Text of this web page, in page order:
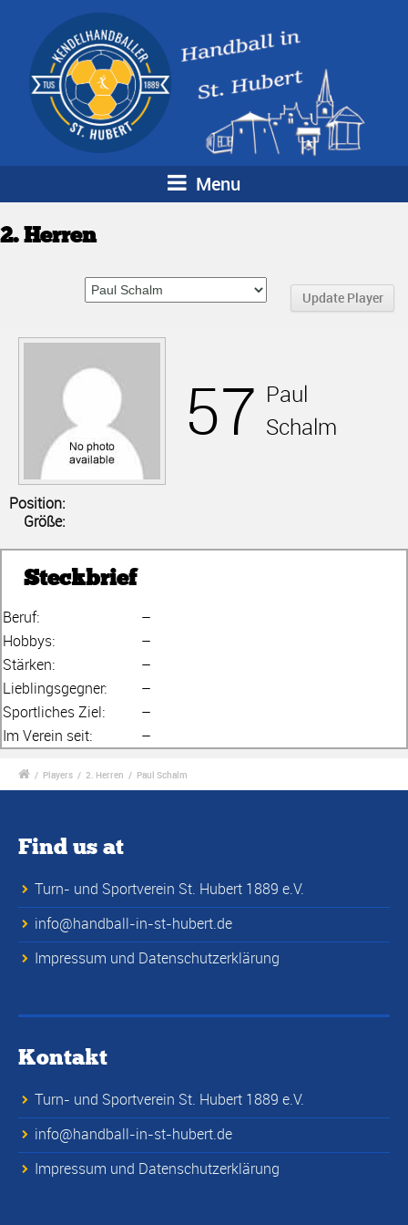
Menu
2. Herren
57 Paul
Schalm
Position:
Größe:
Steckbrief
Beruf:
–
Hobbys:
–
Stärken:
–
Lieblingsgegner:
–
Sportliches Ziel:
–
Im Verein seit:
–
/ Players / 2. Herren / Paul Schalm
Find us at
Turn- und Sportverein St. Hubert 1889 e.V.
info@handball-in-st-hubert.de
Impressum und Datenschutzerklärung
Kontakt
Turn- und Sportverein St. Hubert 1889 e.V.
info@handball-in-st-hubert.de
Impressum und Datenschutzerklärung